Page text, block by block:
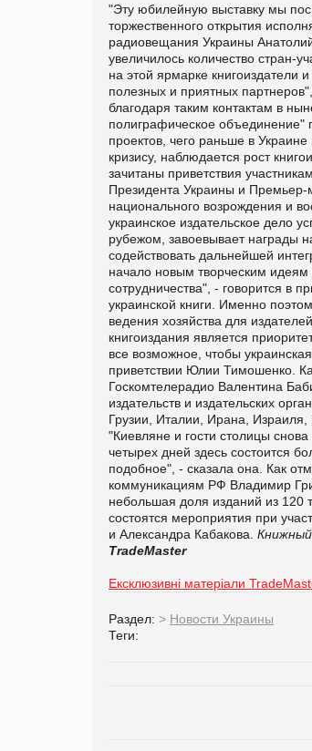
"Эту юбилейную выставку мы
торжественного открытия
радиовещания Украины
увеличилось количество стран-
на этой ярмарке книгоиздатели
полезных и приятных
благодаря таким контактам в
полиграфическое объединение"
проектов, чего раньше в
кризису, наблюдается рост
зачитаны приветствия
Президента Украины и Премьер-
национального возрождения и
украинское издательское дело
рубежом, завоевывает награды
содействовать дальнейшей
начало новым творческим
сотрудничества", - говорится в
украинской книги. Именно
ведения хозяйства для
книгоиздания является
все возможное, чтобы
приветствии Юлии Тимошенко.
Госкомтелерадио Валентина
издательств и издательских
Грузии, Италии, Ирана,
"Киевляне и гости столицы
четырех дней здесь состоится
подобное", - сказала она. Как
коммуникациям РФ Владимир
небольшая доля изданий из 120
состоятся мероприятия при
и Александра Кабакова.
TradeMaster
Ексклюзивні матеріали
Раздел: > Новости Украины
Теги: